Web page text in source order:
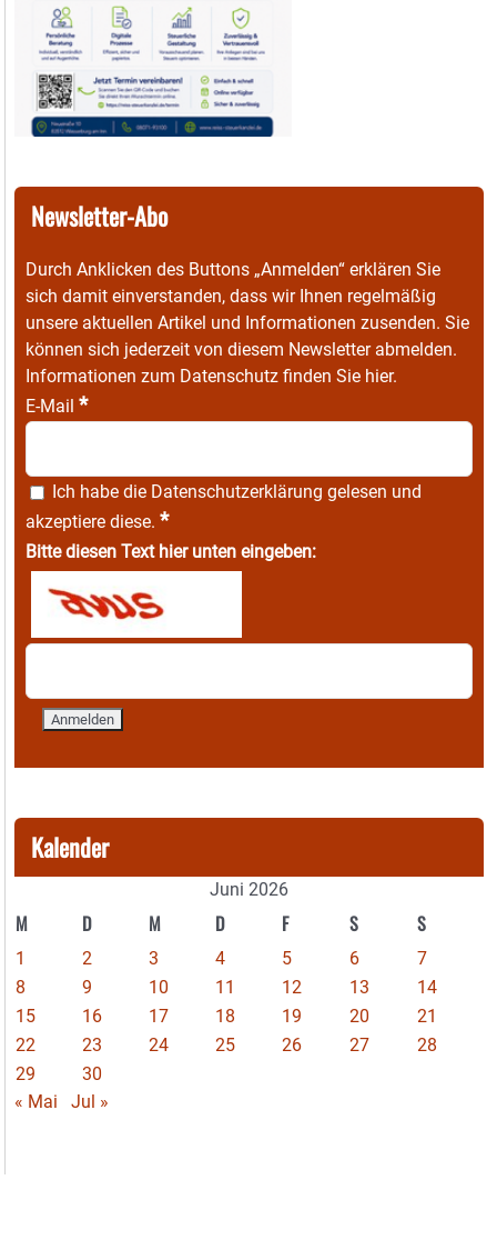
Newsletter-Abo
Durch Anklicken des Buttons „Anmelden“ erklären Sie
sich damit einverstanden, dass wir Ihnen regelmäßig
unsere aktuellen Artikel und Informationen zusenden. Sie
können sich jederzeit von diesem Newsletter abmelden.
Informationen zum Datenschutz finden Sie hier.
E-Mail *
Ich habe die Datenschutzerklärung gelesen und
akzeptiere diese. *
Bitte diesen Text hier unten eingeben:
Kalender
Juni 2026
M D M D F S S
1 2 3 4 5 6
7
8
9 10 11 12 13
14
15
16 17 18 19 20
21
22
23 24 25 26 27
28
29
30
« Mai
Jul »